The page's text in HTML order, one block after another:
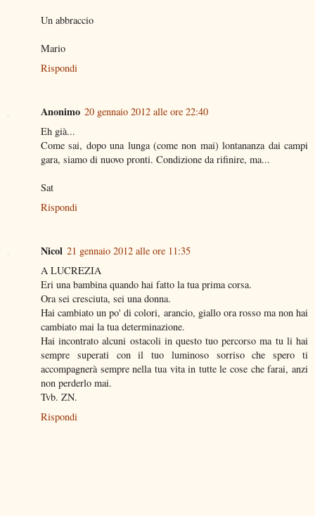
Un abbraccio
Mario
Rispondi
Anonimo 20 gennaio 2012 alle ore 22:40
Eh già...
Come sai, dopo una lunga (come non mai) lontananza dai campi
gara, siamo di nuovo pronti. Condizione da rifinire, ma...
Sat
Rispondi
Nicol 21 gennaio 2012 alle ore 11:35
A LUCREZIA
Eri una bambina quando hai fatto la tua prima corsa.
Ora sei cresciuta, sei una donna.
Hai cambiato un po' di colori, arancio, giallo ora rosso ma non hai
cambiato mai la tua determinazione.
Hai incontrato alcuni ostacoli in questo tuo percorso ma tu li hai
sempre superati con il tuo luminoso sorriso che spero ti
accompagnerà sempre nella tua vita in tutte le cose che farai, anzi
non perderlo mai.
Tvb. ZN.
Rispondi